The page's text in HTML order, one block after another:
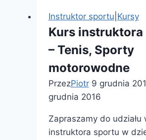
Instruktor sportu Kursy
Kurs
– Tenis, Sporty
motorowodne
PrzezPiotr 9 grudnia
grudnia 2016
Zapraszamy do udziału
instruktora sportu w